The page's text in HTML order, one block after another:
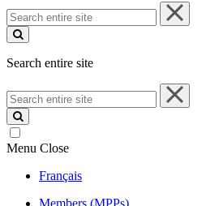
Search
entire
site
Search entire site
Search
entire
site
Menu Close
Français
Members (MPPs)